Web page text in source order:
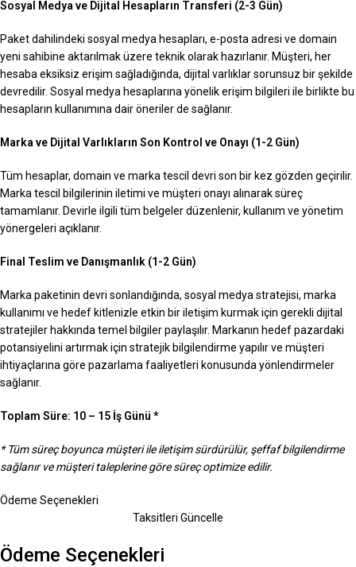
Sosyal Medya ve Dijital Hesapların Transferi (2-3 Gün)
Paket dahilindeki sosyal medya hesapları, e-posta adresi ve domain
yeni sahibine aktarılmak üzere teknik olarak hazırlanır. Müşteri, her
hesaba eksiksiz erişim sağladığında, dijital varlıklar sorunsuz bir şekilde
devredilir. Sosyal medya hesaplarına yönelik erişim bilgileri ile birlikte bu
hesapların kullanımına dair öneriler de sağlanır.
Marka ve Dijital Varlıkların Son Kontrol ve Onayı (1-2 Gün)
Tüm hesaplar, domain ve marka tescil devri son bir kez gözden geçirilir.
Marka tescil bilgilerinin iletimi ve müşteri onayı alınarak süreç
tamamlanır. Devirle ilgili tüm belgeler düzenlenir, kullanım ve yönetim
yönergeleri açıklanır.
Final Teslim ve Danışmanlık (1-2 Gün)
Marka paketinin devri sonlandığında, sosyal medya stratejisi, marka
kullanımı ve hedef kitlenizle etkin bir iletişim kurmak için gerekli dijital
stratejiler hakkında temel bilgiler paylaşılır. Markanın hedef pazardaki
potansiyelini artırmak için stratejik bilgilendirme yapılır ve müşteri
ihtiyaçlarına göre pazarlama faaliyetleri konusunda yönlendirmeler
sağlanır.
Toplam Süre: 10 – 15 İş Günü *
* Tüm süreç boyunca müşteri ile iletişim sürdürülür, şeffaf bilgilendirme
sağlanır ve müşteri taleplerine göre süreç optimize edilir.
Ödeme Seçenekleri
Taksitleri Güncelle
Ödeme Seçenekleri